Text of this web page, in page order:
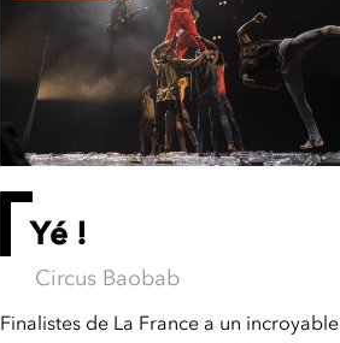
Yé !
Circus Baobab
Finalistes de La France a un incroyable